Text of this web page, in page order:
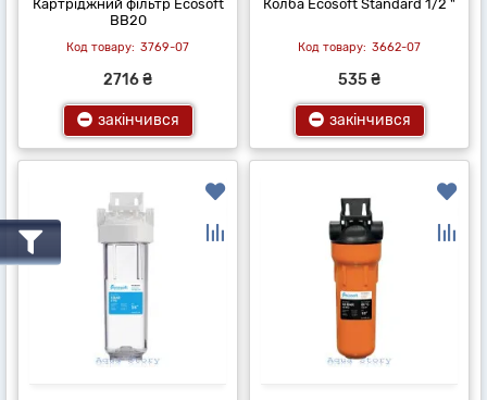
Картріджний фільтр Ecosoft
BB20
3769-07
2716 ₴
закінчився
Колба Ecosoft Standard 1/2 "
3662-07
535 ₴
закінчився